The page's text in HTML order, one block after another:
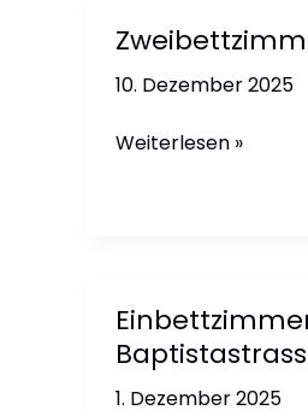
10. Dezember 2025
Zweibettzimmer
Weiterlesen »
1. Dezember 2025